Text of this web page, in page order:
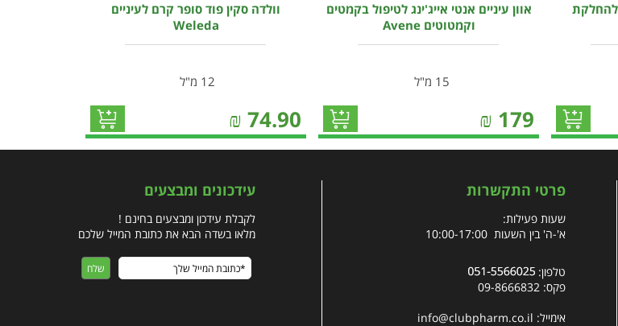
להחלקת
אוון עיניים אנטי אייג'ינג לטיפול בקמטים
וקמטוטים Avene
15 מ"ל
179
₪
וולדה סקין פוד סופר קרם לעיניים
Weleda
12 מ"ל
74.90
₪
פרטי התקשרות
שעות פעילות:
א'-ה' בין השעות 10:00-17:00
טלפון:
פקס: 09-8666832
אימייל: info@clubpharm.co.il
עידכונים ומבצעים
לקבלת עידכון ומבצעים בחינם !
מלאו בשדה הבא את כתובת המייל שלכם